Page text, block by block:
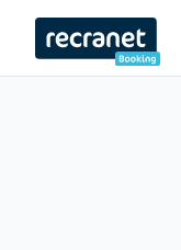
Recranet Booking